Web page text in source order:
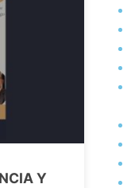
Y